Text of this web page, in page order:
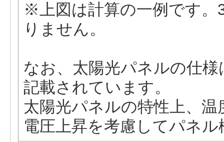
※上図は計算の一例です。
りません。
なお、太陽光パネルの仕
記載されています。
太陽光パネルの特性上、
電圧上昇を考慮してパネ